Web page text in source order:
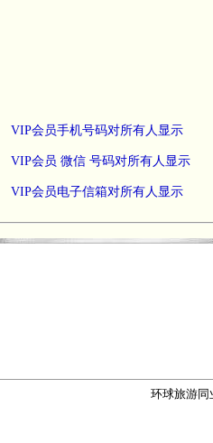
VIP会员手机号码对所有人显示
VIP会员 微信 号码对所有人显示
VIP会员电子信箱对所有人显示
环球旅游同